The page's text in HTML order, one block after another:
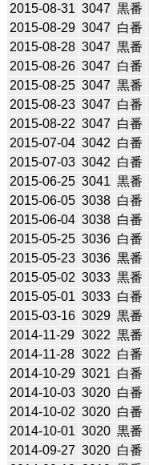
2015-08-31 3047 黒番
2015-08-29 3047 白番
2015-08-28 3047 黒番
2015-08-26 3047 白番
2015-08-25 3047 黒番
2015-08-23 3047 白番
2015-08-22 3047 白番
2015-07-04 3042 白番
2015-07-03 3042 白番
2015-06-25 3041 黒番
2015-06-05 3038 白番
2015-06-04 3038 白番
2015-05-25 3036 白番
2015-05-23 3036 黒番
2015-05-02 3033 黒番
2015-05-01 3033 白番
2015-03-16 3029 黒番
2014-11-29 3022 黒番
2014-11-28 3022 白番
2014-10-29 3021 白番
2014-10-03 3020 白番
2014-10-02 3020 白番
2014-10-01 3020 黒番
2014-09-27 3020 白番